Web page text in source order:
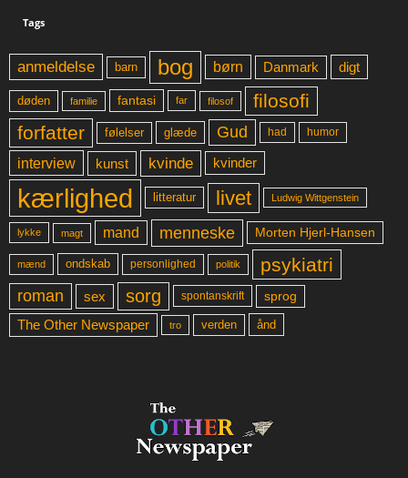
Tags
anmeldelse barn bog børn Danmark digt
døden familie fantasi far filosof
filosofi
forfatter
følelser glæde Gud had humor
interview kunst kvinde kvinder
kærlighed litteratur livet Ludwig Wittgenstein
lykke magt mand menneske Morten Hjerl-Hansen
mænd ondskab personlighed politik psykiatri
roman sex sorg spontanskrift sprog
The Other Newspaper tro verden ånd